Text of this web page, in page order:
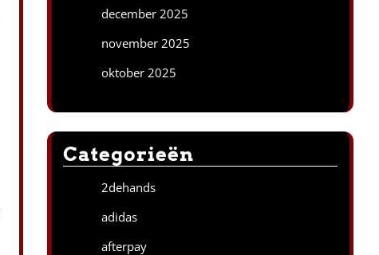
december 2025
november 2025
oktober 2025
Categorieën
2dehands
adidas
afterpay